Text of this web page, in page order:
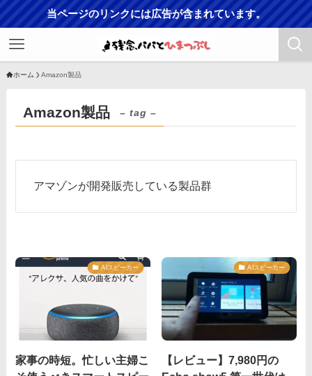
当ページのリンクには広告が含まれています。
ホーム Amazon製品
Amazon製品 – tag –
アマゾンが開発販売している製品群
AIスピーカー
家事の時短。忙しい主婦こ
AIスピーカー
【レビュー】7,980円の